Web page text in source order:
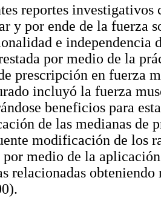
reportes investigativos
y por ende de la fuerza
e independencia
por medio de la
prescripción en fuerza
incluyó la fuerza
beneficios para
de las medianas de
modificación de los
medio de la
relacionadas